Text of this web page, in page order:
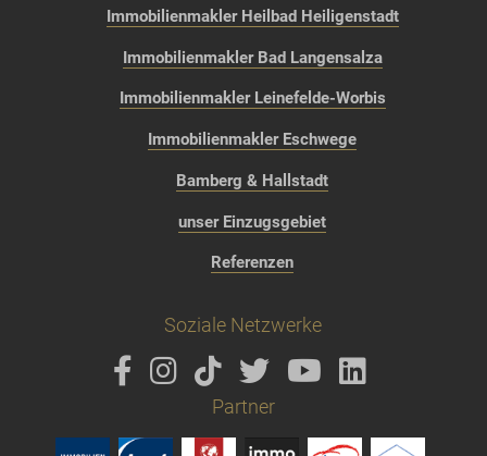
Immobilienmakler Heilbad Heiligenstadt
Immobilienmakler Bad Langensalza
Immobilienmakler Leinefelde-Worbis
Immobilienmakler Eschwege
Bamberg & Hallstadt
unser Einzugsgebiet
Referenzen
Soziale Netzwerke
Partner